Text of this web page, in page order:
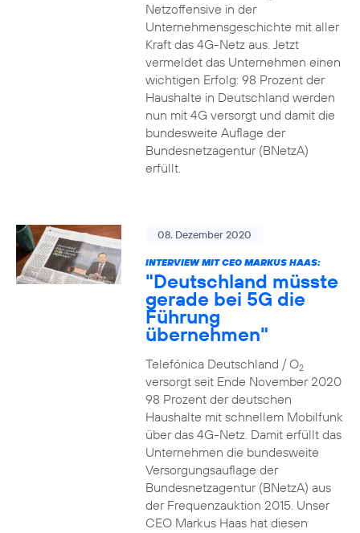
Netzoffensive in der
Unternehmensgeschichte mit aller
Kraft das 4G-Netz aus. Jetzt
vermeldet das Unternehmen einen
wichtigen Erfolg: 98 Prozent der
Haushalte in Deutschland werden
nun mit 4G versorgt und damit die
bundesweite Auflage der
Bundesnetzagentur (BNetzA)
erfüllt.
08. Dezember 2020
INTERVIEW MIT CEO MARKUS HAAS:
"Deutschland müsste
gerade bei 5G die
Führung
übernehmen"
Telefónica Deutschland / O2
versorgt seit Ende November 2020
98 Prozent der deutschen
Haushalte mit schnellem Mobilfunk
über das 4G-Netz. Damit erfüllt das
Unternehmen die bundesweite
Versorgungsauflage der
Bundesnetzagentur (BNetzA) aus
der Frequenzauktion 2015. Unser
CEO Markus Haas hat diesen